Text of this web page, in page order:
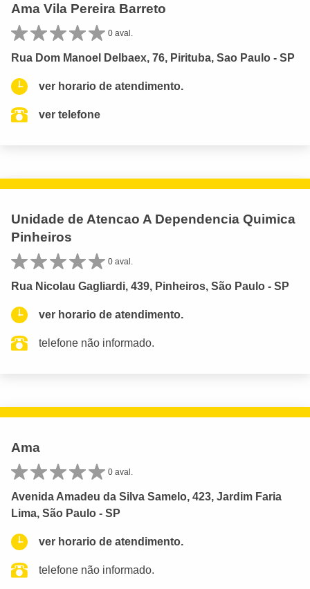
Ama Vila Pereira Barreto
0 aval.
Rua Dom Manoel Delbaex, 76, Pirituba, Sao Paulo - SP
ver horario de atendimento.
ver telefone
Unidade de Atencao A Dependencia Quimica
Pinheiros
0 aval.
Rua Nicolau Gagliardi, 439, Pinheiros, São Paulo - SP
ver horario de atendimento.
telefone não informado.
Ama
0 aval.
Avenida Amadeu da Silva Samelo, 423, Jardim Faria
Lima, São Paulo - SP
ver horario de atendimento.
telefone não informado.